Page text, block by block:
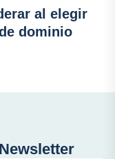
al elegir
dominio